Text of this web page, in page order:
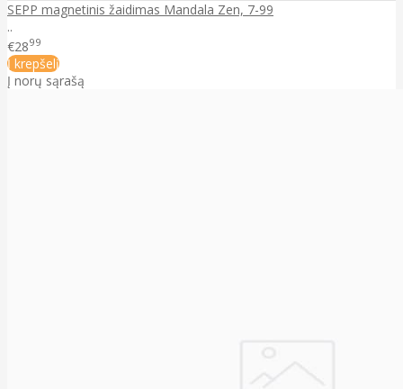
SEPP magnetinis žaidimas Mandala Zen, 7-99
..
€2899
Į krepšelį
Į norų sąrašą